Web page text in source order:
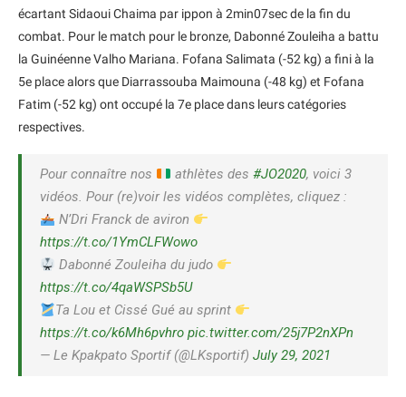
écartant Sidaoui Chaima par ippon à 2min07sec de la fin du
combat. Pour le match pour le bronze, Dabonné Zouleiha a battu
la Guinéenne Valho Mariana. Fofana Salimata (-52 kg) a fini à la
5e place alors que Diarrassouba Maimouna (-48 kg) et Fofana
Fatim (-52 kg) ont occupé la 7e place dans leurs catégories
respectives.
Pour connaître nos athlètes des#JO2020, voici 3
vidéos. Pour (re)voir les vidéos complètes, cliquez :
N’Dri Franck de aviron
https://t.co/1YmCLFWowo
Dabonné Zouleiha du judo
https://t.co/4qaWSPSb5U
Ta Lou et Cissé Gué au sprint
https://t.co/k6Mh6pvhro pic.twitter.com/25j7P2nXPn
— Le Kpakpato Sportif (@LKsportif) July 29, 2021